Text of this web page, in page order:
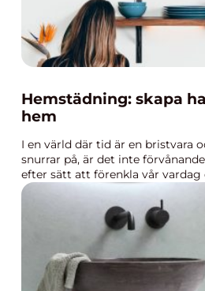
Hemstädning: skapa
hem
I en värld där tid är en bristvara
snurrar på, är det inte
efter sätt att förenkla vår vardag